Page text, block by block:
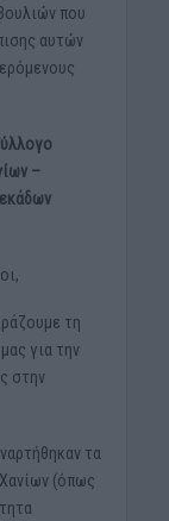
που
αυτών
–
τη
για την
στην
τα
(όπως